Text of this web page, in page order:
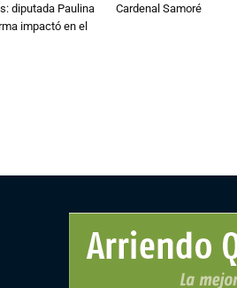
diputada Paulina
impactó en el
Cardenal Samoré